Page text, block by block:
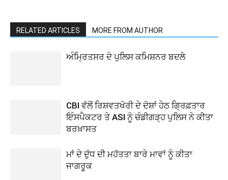
RELATED ARTICLES MORE FROM AUTHOR
ਅੰਮ੍ਰਿਤਸਰ ਦੇ ਪੁਲਿਸ ਕਮਿਸ਼ਨਰ ਬਦਲੇ
CBI ਵੱਲੋਂ ਰਿਸ਼ਵਤਖੋਰੀ ਦੇ ਦੋਸ਼ਾਂ ਹੇਠ ਗ੍ਰਿਫ਼ਤਾਰ
ਇੰਸਪੈਕਟਰ ਤੇ ASI ਨੂੰ ਚੰਡੀਗੜ੍ਹ ਪੁਲਿਸ ਨੇ ਕੀਤਾ
ਬਰਖ਼ਾਸਤ
ਮਾਂ ਦੇ ਦੁੱਧ ਦੀ ਮਹੱਤਤਾ ਬਾਰੇ ਮਾਵਾਂ ਨੂੰ ਕੀਤਾ
ਜਾਗਰੂਕ